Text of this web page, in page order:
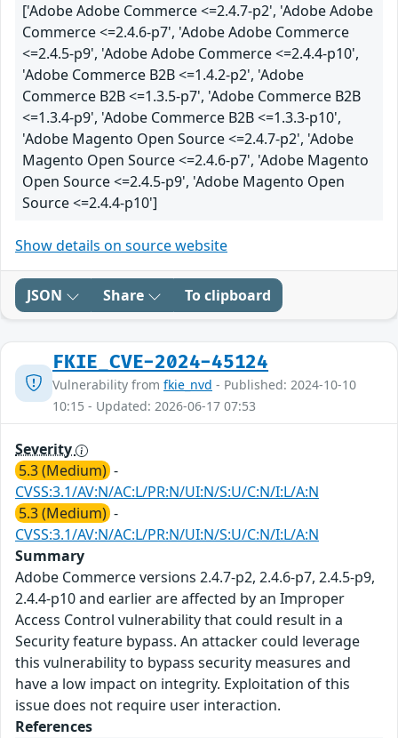
['Adobe Adobe Commerce <=2.4.7-p2', 'Adobe Adobe
Commerce <=2.4.6-p7', 'Adobe Adobe Commerce
<=2.4.5-p9', 'Adobe Adobe Commerce <=2.4.4-p10',
'Adobe Commerce B2B <=1.4.2-p2', 'Adobe
Commerce B2B <=1.3.5-p7', 'Adobe Commerce B2B
<=1.3.4-p9', 'Adobe Commerce B2B <=1.3.3-p10',
'Adobe Magento Open Source <=2.4.7-p2', 'Adobe
Magento Open Source <=2.4.6-p7', 'Adobe Magento
Open Source <=2.4.5-p9', 'Adobe Magento Open
Source <=2.4.4-p10']
Show details on source website
JSON Share To clipboard
FKIE_CVE-2024-45124
Vulnerability from fkie_nvd - Published: 2024-10-10
10:15 - Updated: 2026-06-17 07:53
Severity
5.3 (Medium) -
CVSS:3.1/AV:N/AC:L/PR:N/UI:N/S:U/C:N/I:L/A:N
5.3 (Medium) -
CVSS:3.1/AV:N/AC:L/PR:N/UI:N/S:U/C:N/I:L/A:N
Summary
Adobe Commerce versions 2.4.7-p2, 2.4.6-p7, 2.4.5-p9,
2.4.4-p10 and earlier are affected by an Improper
Access Control vulnerability that could result in a
Security feature bypass. An attacker could leverage
this vulnerability to bypass security measures and
have a low impact on integrity. Exploitation of this
issue does not require user interaction.
References